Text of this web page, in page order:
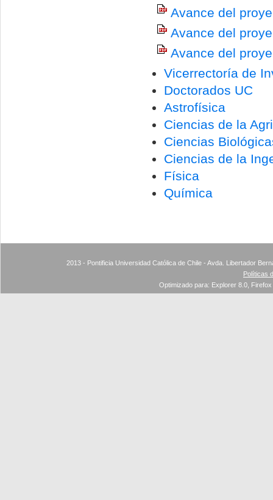
Avance del
Avance del
Avance del
Vicerrectoría de
Doctorados UC
Astrofísica
Ciencias de la
Ciencias
Ciencias de la
Física
Química
2013 - Pontificia Universidad Católica de Chile - Avda. Libertador
Políticas
Optimizado para: Explorer 8.0,